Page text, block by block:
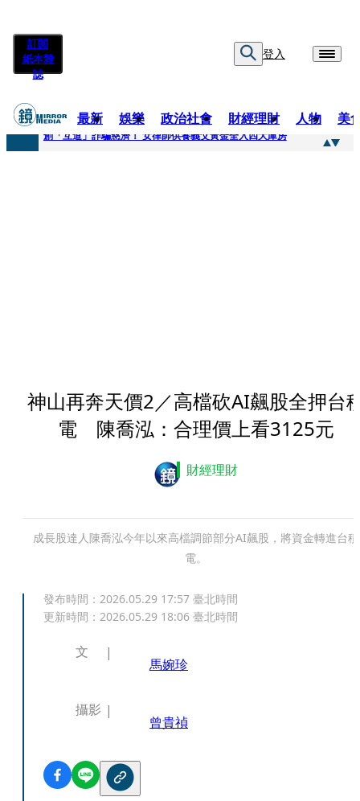
訂閱
紙本雜
誌
登入
最新 娛樂 政治社會 財經理財 人物 美
快訊
創「互道」詐騙慈濟！ 女律師供養義父黃金全入四大庫房
神山再奔天價2／高檔砍AI飆股全押台
電 陳喬泓：合理價上看3125元
財經理財
成長股達人陳喬泓今年以來高檔調節部分AI飆股，將資金轉進台積
電。
發布時間： 2026.05.29 17:57 臺北時間
更新時間： 2026.05.29 18:06 臺北時間
文
馬婉珍
攝影
曾貴禎